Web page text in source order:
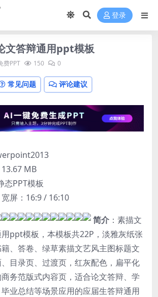
登录
文答辩通用ppt模板
费PPT 150 0
常见问题 评论建议
13.67 MB
态PPT模板
屏：16:9 / 16:10
简介 ：素描文
ppt模板，本模板共22P，淡雅灰纸张
、答卷、绿草素描文艺风主图标题文
目录页、过渡页，红灰配色，扁平化
务范版式内容页，适合论文答辩、学
业总结等场景应用的应届生答辩通用